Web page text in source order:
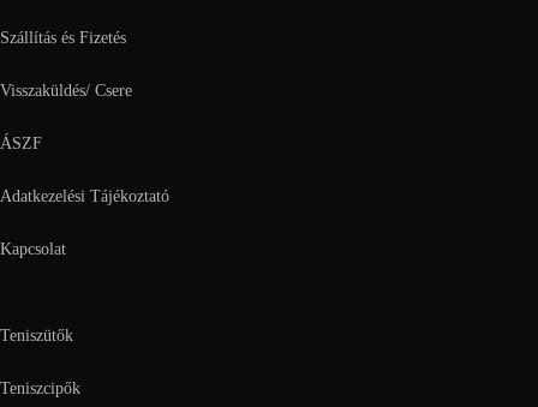
Szállítás és Fizetés
Visszaküldés/ Csere
ÁSZF
Adatkezelési Tájékoztató
Kapcsolat
Teniszütők
Teniszcipők